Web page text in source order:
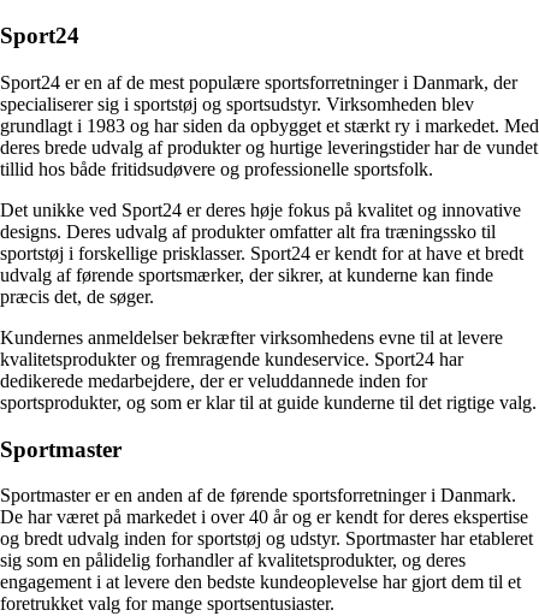
Sport24
Sport24 er en af de mest populære sportsforretninger i Danmark, der
specialiserer sig i sportstøj og sportsudstyr. Virksomheden blev
grundlagt i 1983 og har siden da opbygget et stærkt ry i markedet. Med
deres brede udvalg af produkter og hurtige leveringstider har de vundet
tillid hos både fritidsudøvere og professionelle sportsfolk.
Det unikke ved Sport24 er deres høje fokus på kvalitet og innovative
designs. Deres udvalg af produkter omfatter alt fra træningssko til
sportstøj i forskellige prisklasser. Sport24 er kendt for at have et bredt
udvalg af førende sportsmærker, der sikrer, at kunderne kan finde
præcis det, de søger.
Kundernes anmeldelser bekræfter virksomhedens evne til at levere
kvalitetsprodukter og fremragende kundeservice. Sport24 har
dedikerede medarbejdere, der er veluddannede inden for
sportsprodukter, og som er klar til at guide kunderne til det rigtige valg.
Sportmaster
Sportmaster er en anden af de førende sportsforretninger i Danmark.
De har været på markedet i over 40 år og er kendt for deres ekspertise
og bredt udvalg inden for sportstøj og udstyr. Sportmaster har etableret
sig som en pålidelig forhandler af kvalitetsprodukter, og deres
engagement i at levere den bedste kundeoplevelse har gjort dem til et
foretrukket valg for mange sportsentusiaster.